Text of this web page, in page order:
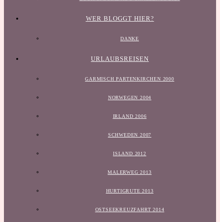
WER BLOGGT HIER?
DANKE
URLAUBSREISEN
GARMISCH PARTENKIRCHEN 2000
NORWEGEN 2004
IRLAND 2006
SCHWEDEN 2007
ISLAND 2012
MALERWEG 2013
HURTIGRUTE 2013
OSTSEEKREUZFAHRT 2014